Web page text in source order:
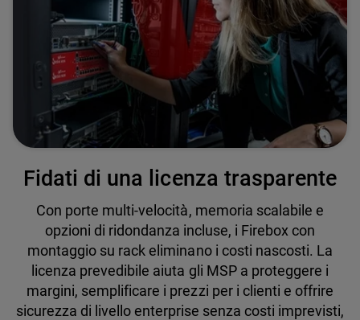
Fidati di una licenza trasparente
Con porte multi-velocità, memoria scalabile e
opzioni di ridondanza incluse, i Firebox con
montaggio su rack eliminano i costi nascosti. La
licenza prevedibile aiuta gli MSP a proteggere i
margini, semplificare i prezzi per i clienti e offrire
sicurezza di livello enterprise senza costi imprevisti,